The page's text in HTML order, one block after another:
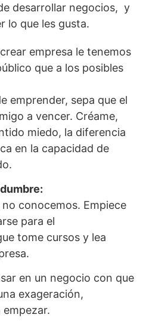
desarrollar negocios, y
lo que les gusta.
empresa le tenemos
que a los posibles
emprender, sepa que el
a vencer. Créame,
miedo, la diferencia
en la capacidad de
conocemos. Empiece
para el
tome cursos y lea
en un negocio con que
exageración,